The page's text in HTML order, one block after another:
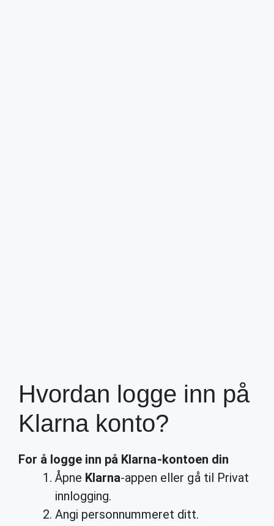
Hvordan logge inn på
Klarna konto?
For å logge inn på Klarna-kontoen din
Åpne Klarna-appen eller gå til Privat
innlogging.
Angi personnummeret ditt.